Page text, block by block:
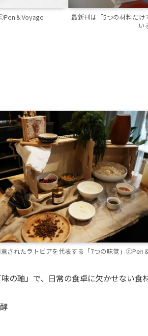
＆Voyage
最新刊は「5つの材料だ
い
されたラトビアを代表する「7つの味覚」ⒸPen
の軸」で、日常の食卓に欠かせない食